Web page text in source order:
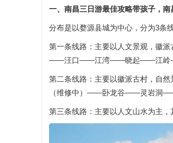
一、南昌三日游最佳攻略带孩子，
分布是以婺源县城为中心，分为3条
第一条线路：主要以人文景观，徽
——汪口——江湾——晓起——江岭
第二条线路：主要以徽派古村，自
（维修中）——卧龙谷——灵岩洞
第三条线路：主要以人文山水为主